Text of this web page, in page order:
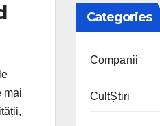
mai
Categories
Companii
CultȘtiri